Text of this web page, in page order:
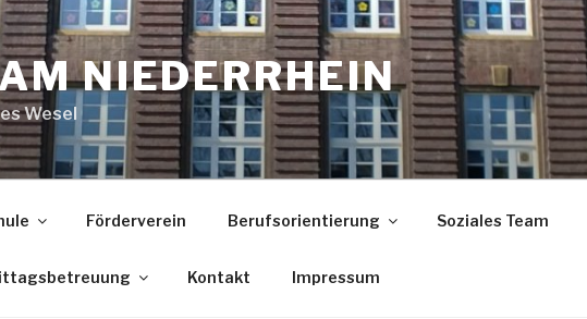
NIEDERRHEIN
Wesel
Förderverein Berufsorientierung Soziales Team
Kontakt Impressum